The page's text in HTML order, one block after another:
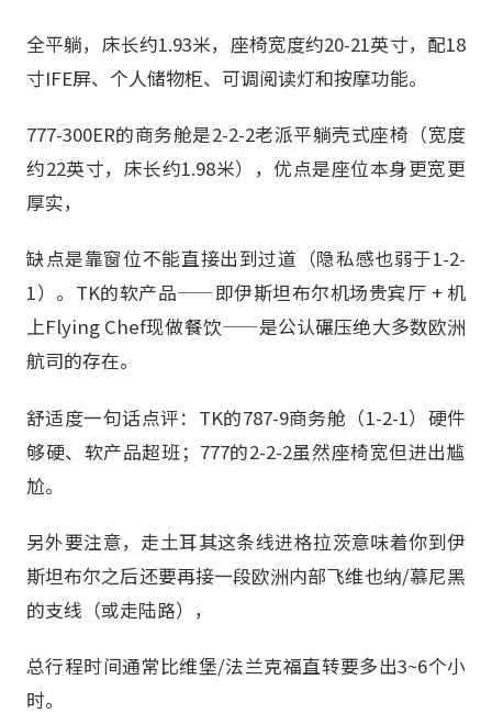
全平躺，床长约1.93米，座椅宽度约20-21英寸，配18
寸IFE屏、个人储物柜、可调阅读灯和按摩功能。
777-300ER的商务舱是2-2-2老派平躺壳式座椅（宽度
约22英寸，床长约1.98米），优点是座位本身更宽更
厚实，
缺点是靠窗位不能直接出到过道（隐私感也弱于1-2-
1）。TK的软产品——即伊斯坦布尔机场贵宾厅 + 机
上Flying Chef现做餐饮——是公认碾压绝大多数欧洲
航司的存在。
舒适度一句话点评：TK的787-9商务舱（1-2-1）硬件
够硬、软产品超班；777的2-2-2虽然座椅宽但进出尴
尬。
另外要注意，走土耳其这条线进格拉茨意味着你到伊
斯坦布尔之后还要再接一段欧洲内部飞维也纳/慕尼黑
的支线（或走陆路），
总行程时间通常比维堡/法兰克福直转要多出3~6个小
时。